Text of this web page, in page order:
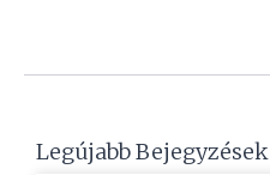
Legújabb Bejegyzések